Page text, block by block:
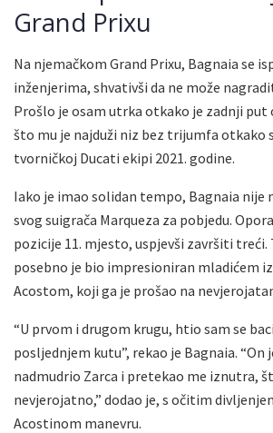
Grand Prixu
Na njemačkom Grand Prixu, Bagnaia se
inženjerima, shvativši da ne može
Prošlo je osam utrka otkako je zadnji put
što mu je najduži niz bez trijumfa otkako
tvorničkoj Ducati ekipi 2021. godine.
Iako je imao solidan tempo, Bagnaia nije
svog suigrača Marqueza za pobjedu.
pozicije 11. mjesto, uspjevši završiti
posebno je bio impresioniran mladićem
Acostom, koji ga je prošao na
“U prvom i drugom krugu, htio sam se
posljednjem kutu”, rekao je Bagnaia. “On
nadmudrio Zarca i pretekao me iznutra,
nevjerojatno,” dodao je, s očitim
Acostinom manevru.